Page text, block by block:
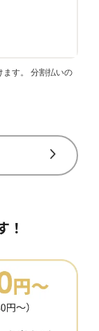
ます。 分割払いの
！